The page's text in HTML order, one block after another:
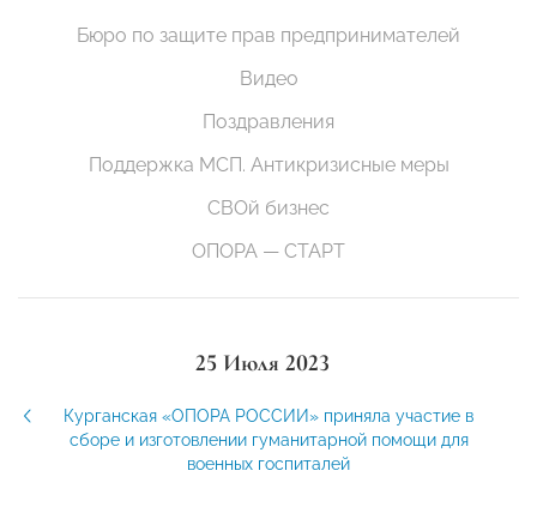
Бюро по защите прав предпринимателей
Видео
Поздравления
Поддержка МСП. Антикризисные меры
СВОй бизнес
ОПОРА — СТАРТ
25 Июля 2023
Курганская «ОПОРА РОССИИ» приняла участие в
сборе и изготовлении гуманитарной помощи для
военных госпиталей